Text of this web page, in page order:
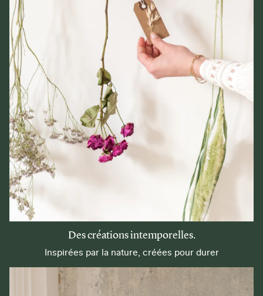
Des créations intemporelles.
Inspirées par la nature, créées pour durer